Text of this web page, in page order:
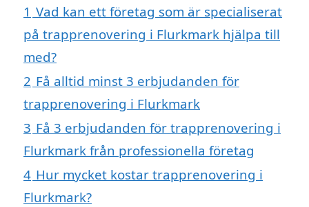
1 Vad kan ett företag som är specialiserat
på trapprenovering i Flurkmark hjälpa till
med?
2 Få alltid minst 3 erbjudanden för
trapprenovering i Flurkmark
3 Få 3 erbjudanden för trapprenovering i
Flurkmark från professionella företag
4 Hur mycket kostar trapprenovering i
Flurkmark?